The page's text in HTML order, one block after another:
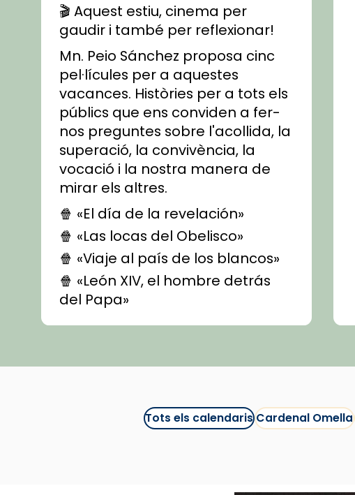
🎬 Aquest estiu, cinema per
gaudir i també per reflexionar!
Mn. Peio Sánchez proposa cinc
pel·lícules per a aquestes
vacances. Històries per a tots els
públics que ens conviden a fer-
nos preguntes sobre l'acollida, la
superació, la convivència, la
vocació i la nostra manera de
mirar els altres.
🍿 «El día de la revelación»
🍿 «Las locas del Obelisco»
🍿 «Viaje al país de los blancos»
🍿 «León XIV, el hombre detrás
del Papa»
🍿 «Las ovejas detectives»
recomanacions i prepara una
#CinemaEspiritualitual
@cinemaspiritcatTots els calendarisCardenal Omella